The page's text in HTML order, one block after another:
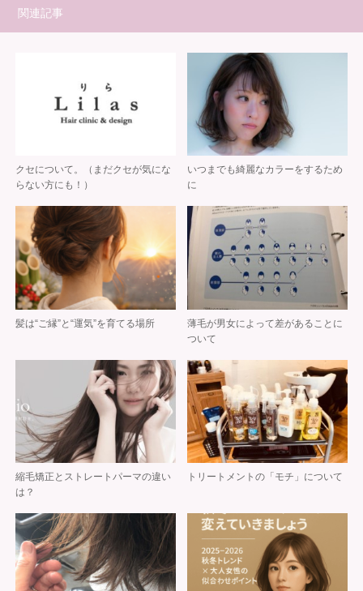
関連記事
クセについて。（まだクセが気にな
らない方にも！）
いつまでも綺麗なカラーをするため
に
髪は“ご縁”と“運気”を育てる場所
薄毛が男女によって差があることに
ついて
縮毛矯正とストレートパーマの違い
は？
トリートメントの「モチ」について